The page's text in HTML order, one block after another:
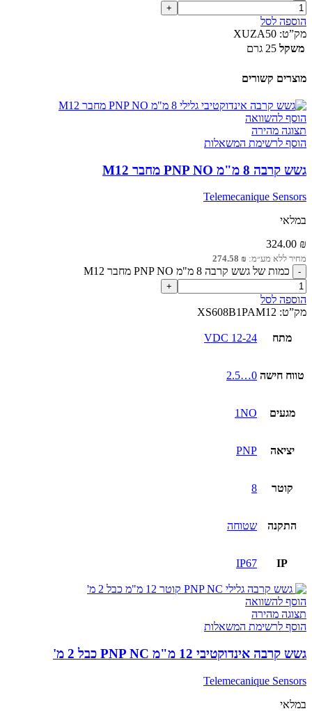
הוספה לסל
מק”ט: XUZA50
משקל 25 גרם
מוצרים קשורים
הוסף להשוואה
תצוגה מהירה
הוסף לרשימת המשאלות
גשש קרבה 8 מ"מ PNP NO מחבר M12
Telemecanique Sensors
במלאי
324.00 ₪
מחיר ללא מע״מ: 274.58 ₪
כמות של גשש קרבה 8 מ"מ PNP NO מחבר M12
הוספה לסל
מק”ט: XS608B1PAM12
מתח 12-24 VDC
טווח חישה 0…2.5
מגעים 1NO
יציאה PNP
קוטר 8
התקנה שטוחה
IP
IP67
הוסף להשוואה
תצוגה מהירה
הוסף לרשימת המשאלות
גשש קרבה אינדוקטיבי 12 מ"מ PNP NC כבל 2 מ'
Telemecanique Sensors
במלאי